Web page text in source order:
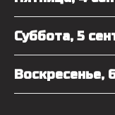
Суббота, 5
Воскресенье,